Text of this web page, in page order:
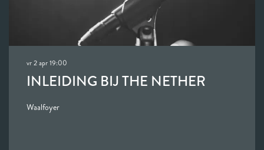
INLEIDING BIJ THE NETHER
vr 2 apr19:00
Waalfoyer